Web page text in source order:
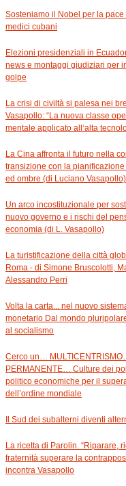
Sosteniamo il Nobel per la
medici cubani
Elezioni presidenziali in
news e montaggi giudiziari per
golpe
La crisi di civiltà si palesa nei
Vasapollo: “La nuova classe
mentale applicato all‘alta
La Cina affronta il futuro nella
transizione con la
ed ombre (di Luciano Vasapollo)
Un arco incostituzionale per
nuovo governo e i rischi del
economia (di L. Vasapollo)
La turistificazione della città
Roma - di Simone Bruscolotti,
Alessandro Perri
Volta la carta... nel nuovo
monetario Dal mondo
al socialismo
Cerco un…
PERMANENTE… Culture dei
politico economiche per il
dell’ordine mondiale
Il Sud dei subalterni diventi
La ricetta di Parolin. “Riparare,
fraternità superare la
incontra Vasapollo